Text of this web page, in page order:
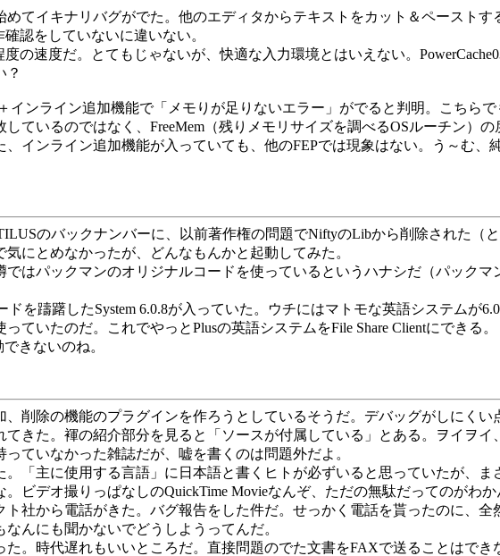
てイキナリバグがでた。他のエディタからテキストをカット＆ペースト
認をしていないに違いない。
の速度だ。とてもじゃないが、快適な入力環境とはいえない。
？
ンライン追加機能で「メモりが足りないエラー」がでると判明。こちらで
ているのではなく、FreeMem（残りメモリサイズを調べるOSルーチン）
インライン追加機能が入っていても、他のFEPでは現象はない。う～む、
のバックナンバーに、以前著作権の問題でNiftyのLibから削除された（
にとめなかったが、どんなもんかと起動してみた。
はパックマンのオリジナルコードを使っているというハナシだ（パック
を躊躇したSystem 6.0.8が入っていた。ウチにはマトモな英語システムが
ていたのだ。これでやっとPlusの英語システムをFile Share Clientにできる
きないのね。
削除の機能のプラグインを作ろうとしているそうだ。デバッグがしにくい
きた。褌の紹介部分を見ると「ソースが付属している」とある。ヲイヲ
ていなかった雑誌だが、嘘を書くのは問題外だよ。
「主に使用する言語」に日本語と書くヒトが必ずいると思っていたが、ま
ビデオ撮りっぱなしのQuickTime Movieなんぞ、ただの無駄だってのがわか
社から電話がきた。バグ報告をした件だ。せっかく電話を貰ったのに、
んにも聞かないでどうしようってんだ。
。時代遅れもいいところだ。直接問題のでた文書をFAXで送ることはで